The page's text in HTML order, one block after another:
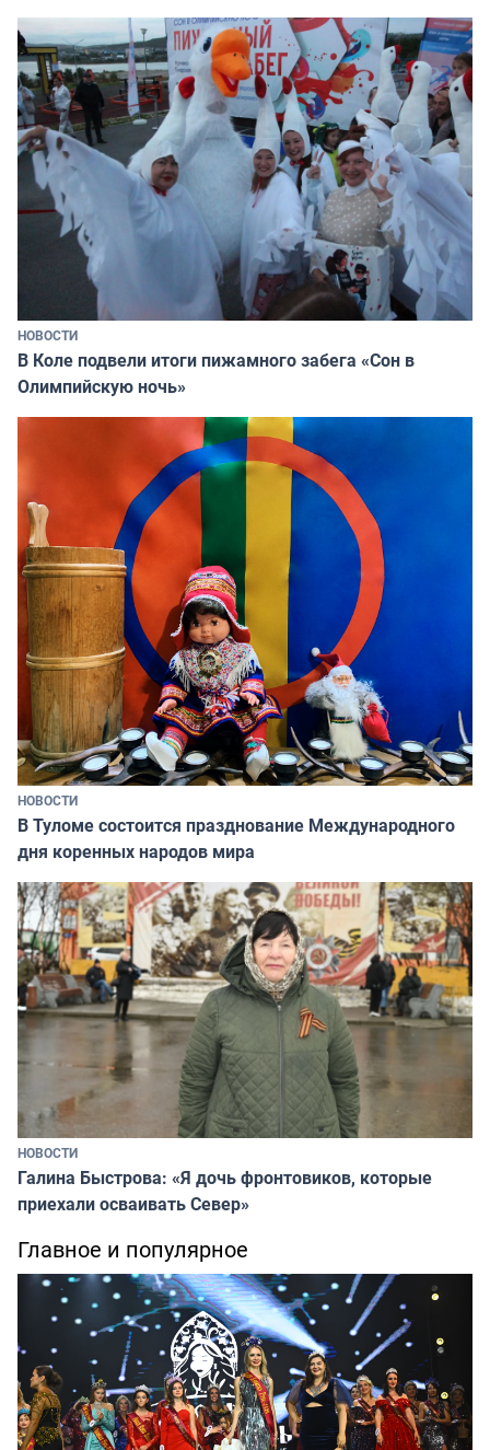
НОВОСТИ
В Коле подвели итоги пижамного забега «Сон в
Олимпийскую ночь»
НОВОСТИ
В Туломе состоится празднование Международного
дня коренных народов мира
НОВОСТИ
Галина Быстрова: «Я дочь фронтовиков, которые
приехали осваивать Север»
Главное и популярное